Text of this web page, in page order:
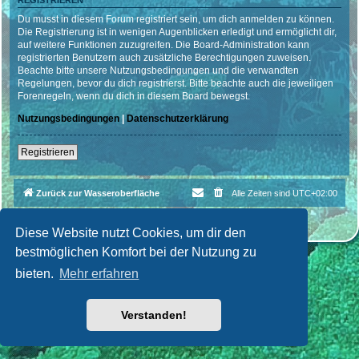
Diese Website nutzt Cookies, um dir den
bestmöglichen Komfort bei der Nutzung zu
bieten. Mehr erfahren
Verstanden!
Du musst in diesem Forum registriert sein, um dich anmelden zu können.
Die Registrierung ist in wenigen Augenblicken erledigt und ermöglicht dir,
auf weitere Funktionen zuzugreifen. Die Board-Administration kann
registrierten Benutzern auch zusätzliche Berechtigungen zuweisen.
Beachte bitte unsere Nutzungsbedingungen und die verwandten
Regelungen, bevor du dich registrierst. Bitte beachte auch die jeweiligen
Forenregeln, wenn du dich in diesem Board bewegst.
Nutzungsbedingungen | Datenschutzerklärung
Registrieren
Zurück zur Wasseroberfläche Alle Zeiten sind UTC+02:00
Deutsche Übersetzung durch
phpBB.de| Style par